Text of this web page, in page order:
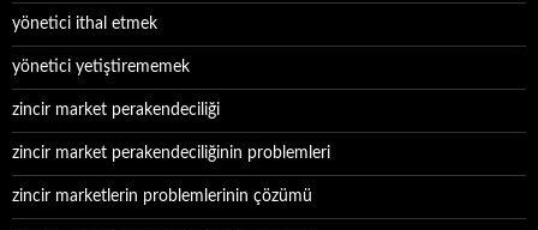
yönetici ithal etmek
yönetici yetiştirememek
zincir market perakendeciliği
zincir market perakendeciliğinin problemleri
zincir marketlerin problemlerinin çözümü